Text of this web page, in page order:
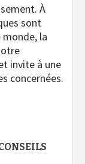
À
sont
la
invite à une
concernées.